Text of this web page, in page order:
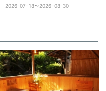
ストリーの展示
2026-07-18〜2026-08-30